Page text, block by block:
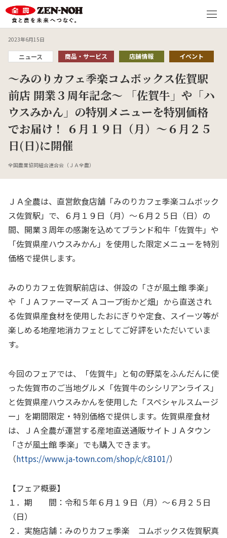
2023年6月15日
ニュース 商品・サービス 店舗情報 イベント
～みのりカフェ季楽コムボックス佐賀駅
前店 開業３周年記念～ 「佐賀牛」や「ハ
ウスみかん」の特別メニューを特別価格
でお届け！ ６月１９日（月）～６月２５
日(日)に開催
全国農業協同組合連合会（ＪＡ全農）
ＪＡ全農は、直営飲食店舗「みのりカフェ季楽コムボック
ス佐賀駅」で、６月１９日（月）～６月２５日（日）の
間、開業３周年の感謝を込めてブランド和牛「佐賀牛」や
「佐賀県産ハウスみかん」を使用した限定メニューを特別
価格で提供します。
みのりカフェ佐賀駅前店は、併設の「さが風土館 季楽」
や「ＪＡファーマーズ Ａコープ街かど畑」から直送され
る佐賀県産食材を使用したおにぎりや定食、スイーツ等が
楽しめる地産地消カフェとしてご好評をいただいていま
す。
今回のフェアでは、「佐賀牛」と旬の野菜をふんだんに使
った佐賀市のご当地グルメ「佐賀牛のシシリアンライス」
と佐賀県産ハウスみかんを使用した「スペシャルスムージ
ー」を期間限定・特別価格で提供します。佐賀県産食材
は、ＪＡ全農が運営する産地直送通販サイトＪＡタウン
「さが風土館 季楽」でも購入できます。
（https://www.ja-town.com/shop/c/c8101/）
【フェア概要】
１．期 間：令和５年６月１９日（月）～６月２５日
（日）
２．実施店舗：みのりカフェ季楽 コムボックス佐賀駅真